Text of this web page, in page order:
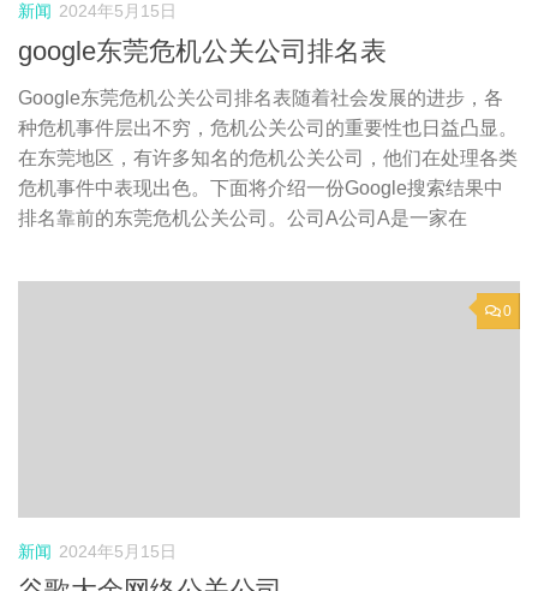
新闻 2024年5月15日
google东莞危机公关公司排名表
Google东莞危机公关公司排名表随着社会发展的进步，各
种危机事件层出不穷，危机公关公司的重要性也日益凸显。
在东莞地区，有许多知名的危机公关公司，他们在处理各类
危机事件中表现出色。下面将介绍一份Google搜索结果中
排名靠前的东莞危机公关公司。公司A公司A是一家在
0
新闻 2024年5月15日